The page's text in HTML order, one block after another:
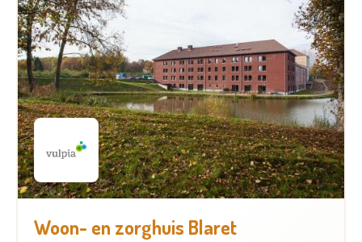
Woon- en zorghuis Blaret